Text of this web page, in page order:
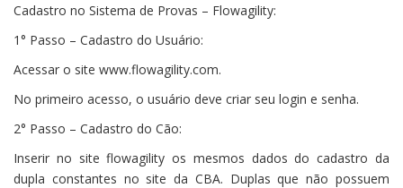
Cadastro no Sistema de Provas – Flowagility:
1° Passo – Cadastro do Usuário:
Acessar o site www.flowagility.com.
No primeiro acesso, o usuário deve criar seu login e senha.
2° Passo – Cadastro do Cão:
Inserir no site flowagility os mesmos dados do cadastro da
dupla constantes no site da CBA. Duplas que não possuem